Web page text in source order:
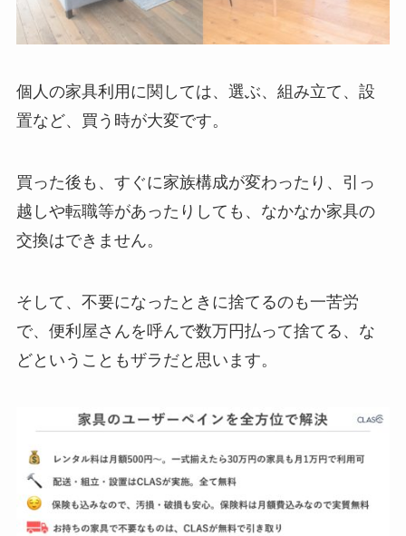
個人の家具利用に関しては、選ぶ、組み立て、設
置など、買う時が大変です。
買った後も、すぐに家族構成が変わったり、引っ
越しや転職等があったりしても、なかなか家具の
交換はできません。
そして、不要になったときに捨てるのも一苦労
で、便利屋さんを呼んで数万円払って捨てる、な
どということもザラだと思います。